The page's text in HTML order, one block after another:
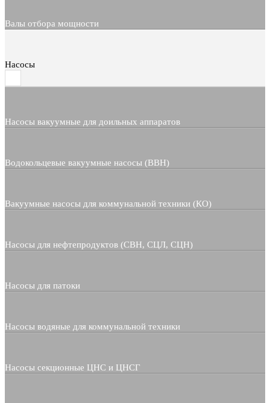
Валы отбора мощности
Насосы
Насосы вакуумные для доильных аппаратов
Водокольцевые вакуумные насосы (ВВН)
Вакуумные насосы для коммунальной техники (КО)
Насосы для нефтепродуктов (СВН, СЦЛ, СЦН)
Насосы для патоки
Насосы водяные для коммунальной техники
Насосы секционные ЦНС и ЦНСГ